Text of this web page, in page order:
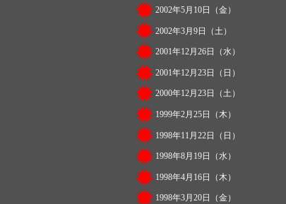
2002年5月10日（金）
2002年3月9日（土）
2001年12月26日（水）
2001年12月23日（日）
2000年12月23日（土）
1999年2月25日（木）
1998年11月22日（日）
1998年8月19日（水）
1998年4月16日（木）
1998年3月20日（金）